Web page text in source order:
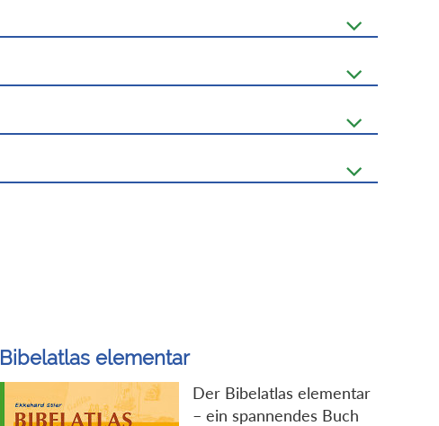
Bibelatlas elementar
Der Bibelatlas elementar
– ein spannendes Buch